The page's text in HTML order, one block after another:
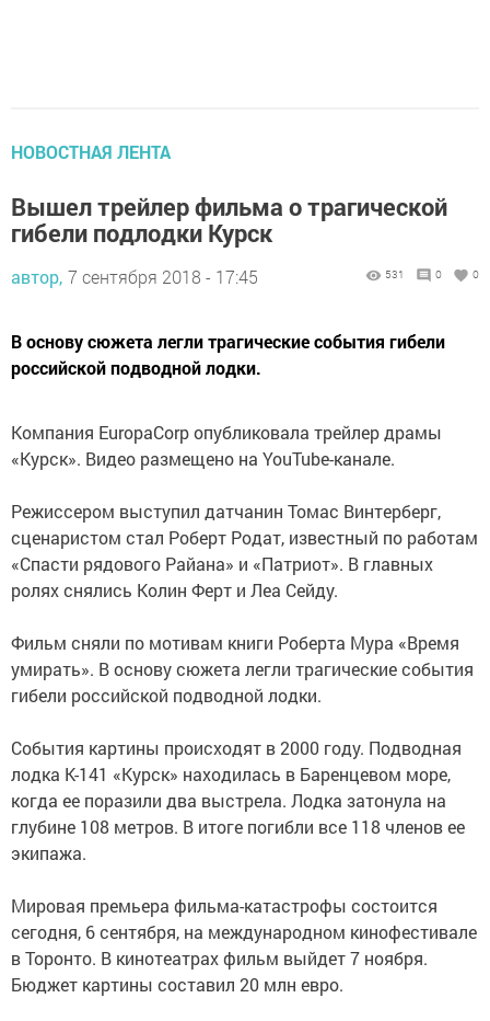
НОВОСТНАЯ ЛЕНТА
Вышел трейлер фильма о трагической
гибели подлодки Курск
автор, 7 сентября 2018 - 17:45 531 0 0
В основу сюжета легли трагические события гибели
российской подводной лодки.
Компания EuropaCorp опубликовала трейлер драмы
«Курск». Видео размещено на YouTube-канале.
Режиссером выступил датчанин Томас Винтерберг,
сценаристом стал Роберт Родат, известный по работам
«Спасти рядового Райана» и «Патриот». В главных
ролях снялись Колин Ферт и Леа Сейду.
Фильм сняли по мотивам книги Роберта Мура «Время
умирать». В основу сюжета легли трагические события
гибели российской подводной лодки.
События картины происходят в 2000 году. Подводная
лодка К-141 «Курск» находилась в Баренцевом море,
когда ее поразили два выстрела. Лодка затонула на
глубине 108 метров. В итоге погибли все 118 членов ее
экипажа.
Мировая премьера фильма-катастрофы состоится
сегодня, 6 сентября, на международном кинофестивале
в Торонто. В кинотеатрах фильм выйдет 7 ноября.
Бюджет картины составил 20 млн евро.